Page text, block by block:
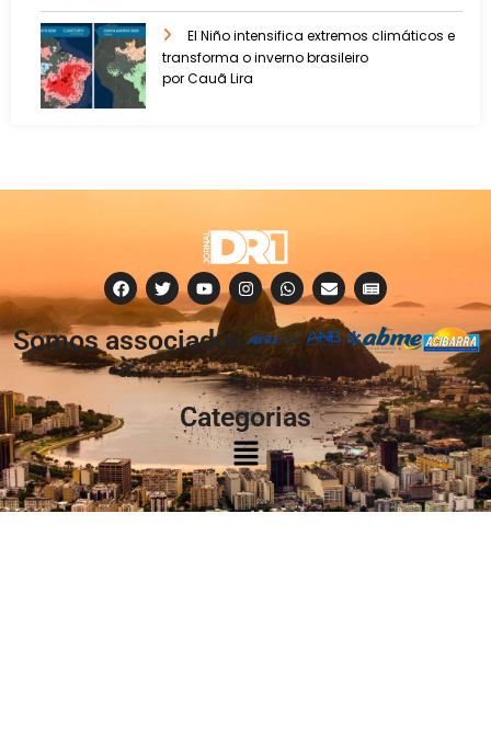
El Niño intensifica extremos climáticos e
transforma o inverno brasileiro
por Cauã Lira
Somos associados
à:
Categorias